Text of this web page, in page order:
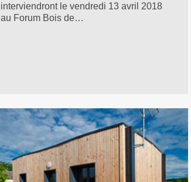
interviendront le vendredi 13 avril 2018
au Forum Bois de…